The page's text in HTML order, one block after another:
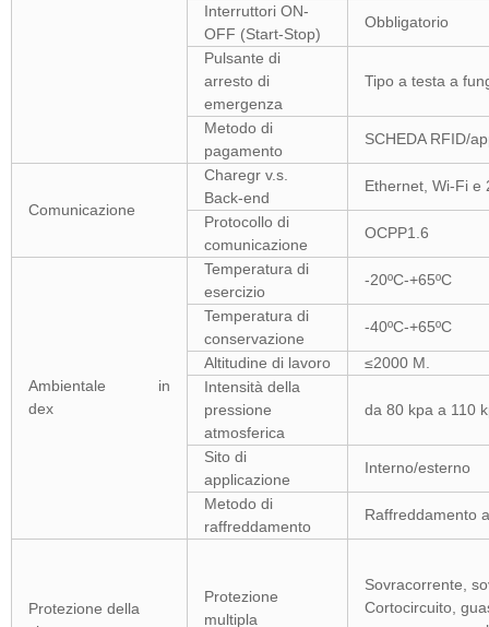
Interruttori ON-
OFF (Start-Stop)
Obbligatorio
Pulsante di
arresto di
emergenza
Tipo a testa a
Metodo di
pagamento
SCHEDA RFID/
Comunicazione
Charegr v.s.
Back-end
Ethernet, Wi-Fi e
Protocollo di
comunicazione
OCPP1.6
Ambientale in
dex
Temperatura di
esercizio
-20ºC-+65ºC
Temperatura di
conservazione
-40ºC-+65ºC
Altitudine di lavoro
≤2000 M.
Intensità della
pressione
atmosferica
da 80 kpa a 110
Sito di
applicazione
Interno/esterno
Metodo di
raffreddamento
Raffreddamento
Protezione della
Protezione
multipla
Sovracorrente,
Cortocircuito,